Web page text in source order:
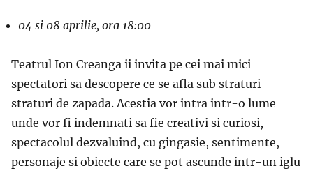
04 si 08 aprilie, ora 18:00
Teatrul Ion Creanga ii invita pe cei mai mici
spectatori sa descopere ce se afla sub straturi-
straturi de zapada. Acestia vor intra intr-o lume
unde vor fi indemnati sa fie creativi si curiosi,
spectacolul dezvaluind, cu gingasie, sentimente,
personaje si obiecte care se pot ascunde intr-un iglu